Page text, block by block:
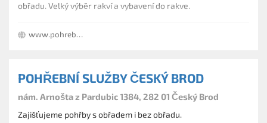
obřadu. Velký výběr rakví a vybavení do rakve.
nonstop.
www.pohrebnizverina.cz
POHŘEBNÍ SLUŽBY ČESKÝ BROD
nám. Arnošta z Pardubic 1384, 282 01 Český Brod
Zajišťujeme pohřby s obřadem i bez obřadu.